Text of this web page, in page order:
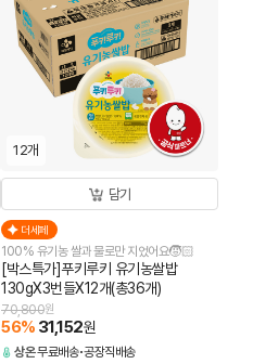
12개
담기
더세페
100% 유기농 쌀과 물로만 지었어요🧒🏻
[박스특가]푸키루키 유기농쌀밥
130gX3번들X12개(총36개)
70,800원
56% 31,152원
상온무료배송 공장직배송